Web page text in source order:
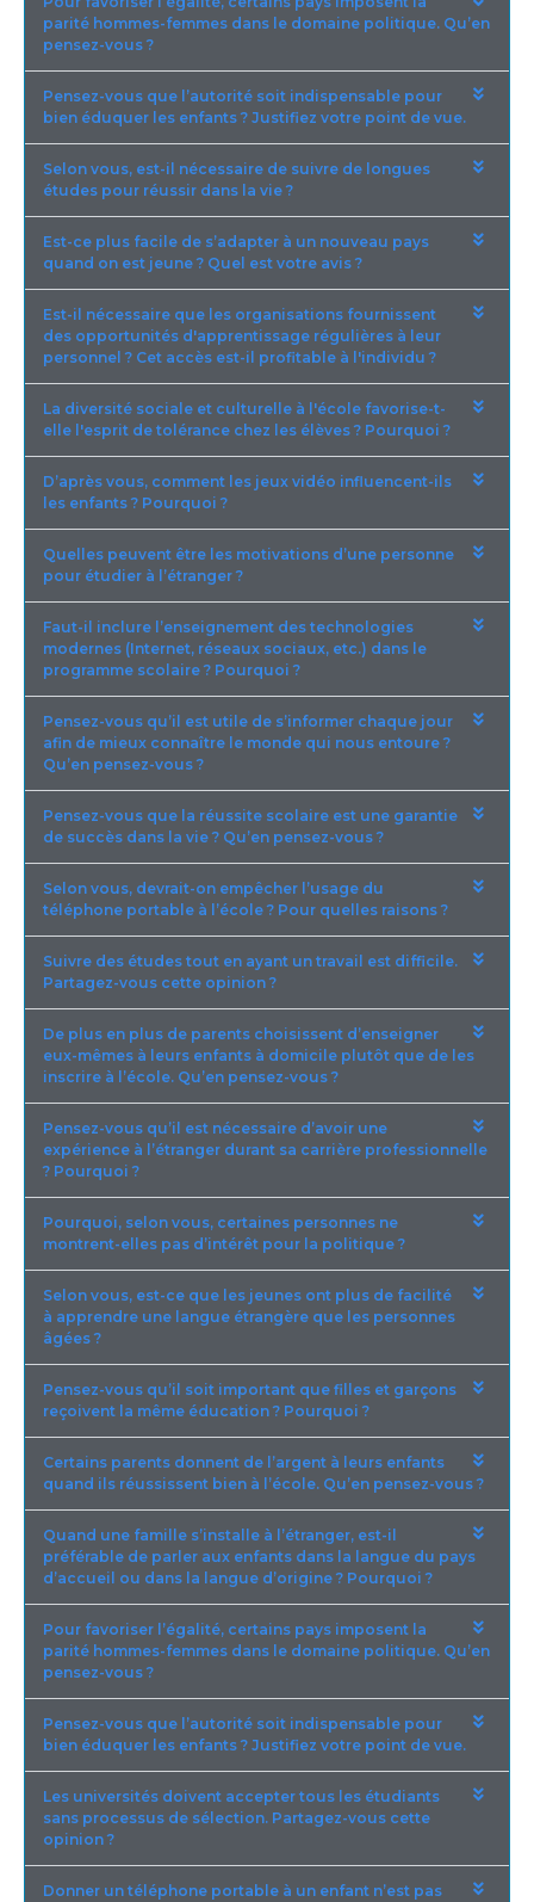
parité hommes-femmes dans le domaine politique. Qu’en
pensez-vous ?
Pensez-vous que l’autorité soit indispensable pour
bien éduquer les enfants ? Justifiez votre point de vue.
Selon vous, est-il nécessaire de suivre de longues
études pour réussir dans la vie ?
Est-ce plus facile de s’adapter à un nouveau pays
quand on est jeune ? Quel est votre avis ?
Est-il nécessaire que les organisations fournissent
des opportunités d'apprentissage régulières à leur
personnel ? Cet accès est-il profitable à l'individu ?
La diversité sociale et culturelle à l'école favorise-t-
elle l'esprit de tolérance chez les élèves ? Pourquoi ?
D’après vous, comment les jeux vidéo influencent-ils
les enfants ? Pourquoi ?
Quelles peuvent être les motivations d’une personne
pour étudier à l’étranger ?
Faut-il inclure l’enseignement des technologies
modernes (Internet, réseaux sociaux, etc.) dans le
programme scolaire ? Pourquoi ?
Pensez-vous qu’il est utile de s’informer chaque jour
afin de mieux connaître le monde qui nous entoure ?
Qu’en pensez-vous ?
Pensez-vous que la réussite scolaire est une garantie
de succès dans la vie ? Qu’en pensez-vous ?
Selon vous, devrait-on empêcher l’usage du
téléphone portable à l’école ? Pour quelles raisons ?
Suivre des études tout en ayant un travail est difficile.
Partagez-vous cette opinion ?
De plus en plus de parents choisissent d’enseigner
eux-mêmes à leurs enfants à domicile plutôt que de les
inscrire à l’école. Qu’en pensez-vous ?
Pensez-vous qu’il est nécessaire d’avoir une
expérience à l’étranger durant sa carrière professionnelle
? Pourquoi ?
Pourquoi, selon vous, certaines personnes ne
montrent-elles pas d’intérêt pour la politique ?
Selon vous, est-ce que les jeunes ont plus de facilité
à apprendre une langue étrangère que les personnes
âgées ?
Pensez-vous qu’il soit important que filles et garçons
reçoivent la même éducation ? Pourquoi ?
Certains parents donnent de l’argent à leurs enfants
quand ils réussissent bien à l’école. Qu’en pensez-vous ?
Quand une famille s’installe à l’étranger, est-il
préférable de parler aux enfants dans la langue du pays
d’accueil ou dans la langue d’origine ? Pourquoi ?
Pour favoriser l’égalité, certains pays imposent la
parité hommes-femmes dans le domaine politique. Qu’en
pensez-vous ?
Pensez-vous que l’autorité soit indispensable pour
bien éduquer les enfants ? Justifiez votre point de vue.
Les universités doivent accepter tous les étudiants
sans processus de sélection. Partagez-vous cette
opinion ?
Donner un téléphone portable à un enfant n’est pas